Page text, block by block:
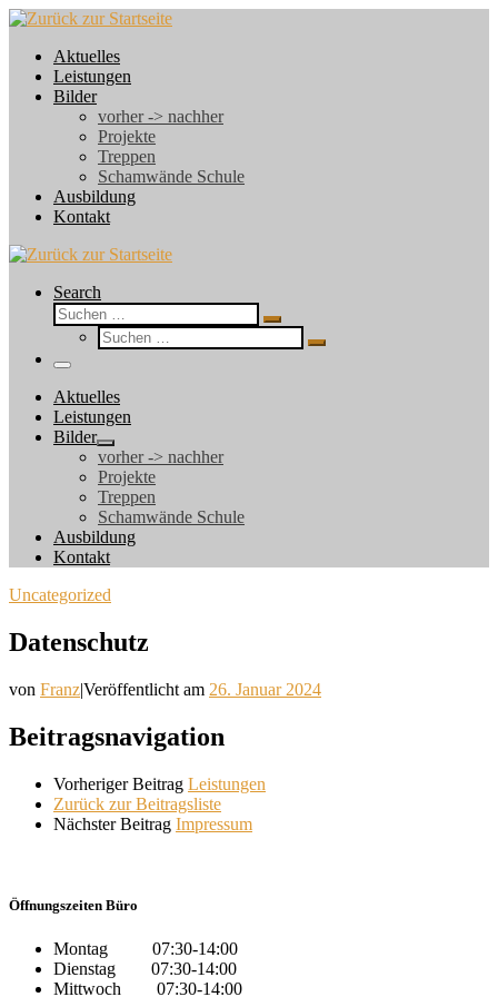
Zum
springenAktuelles
Leistungen
Bilder
vorher -> nachher
Projekte
Treppen
Schamwände Schule
Ausbildung
Kontakt
Search
Suche
Suchen …
Suche
Suchen …
Menü
Aktuelles
Leistungen
Bilder
vorher -> nachher
Projekte
Treppen
Schamwände Schule
Ausbildung
Kontakt
Uncategorized
Datenschutz
von Franz|Veröffentlicht am 26. Januar 2024
Beitragsnavigation
Vorheriger Beitrag Leistungen
Zurück zur Beitragsliste
Nächster Beitrag Impressum
Öffnungszeiten Büro
Montag 07:30-14:00
Dienstag 07:30-14:00
Mittwoch 07:30-14:00